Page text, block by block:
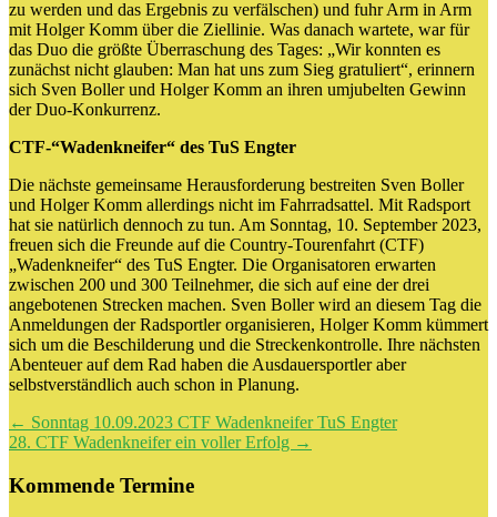
zu werden und das Ergebnis zu verfälschen) und fuhr Arm in Arm
mit Holger Komm über die Ziellinie. Was danach wartete, war für
das Duo die größte Überraschung des Tages: „Wir konnten es
zunächst nicht glauben: Man hat uns zum Sieg gratuliert“, erinnern
sich Sven Boller und Holger Komm an ihren umjubelten Gewinn
der Duo-Konkurrenz.
CTF-“Wadenkneifer“ des TuS Engter
Die nächste gemeinsame Herausforderung bestreiten Sven Boller
und Holger Komm allerdings nicht im Fahrradsattel. Mit Radsport
hat sie natürlich dennoch zu tun. Am Sonntag, 10. September 2023,
freuen sich die Freunde auf die Country-Tourenfahrt (CTF)
„Wadenkneifer“ des TuS Engter. Die Organisatoren erwarten
zwischen 200 und 300 Teilnehmer, die sich auf eine der drei
angebotenen Strecken machen. Sven Boller wird an diesem Tag die
Anmeldungen der Radsportler organisieren, Holger Komm kümmert
sich um die Beschilderung und die Streckenkontrolle. Ihre nächsten
Abenteuer auf dem Rad haben die Ausdauersportler aber
selbstverständlich auch schon in Planung.
Beitragsnavigation
← Sonntag 10.09.2023 CTF Wadenkneifer TuS Engter
28. CTF Wadenkneifer ein voller Erfolg →
Kommende Termine